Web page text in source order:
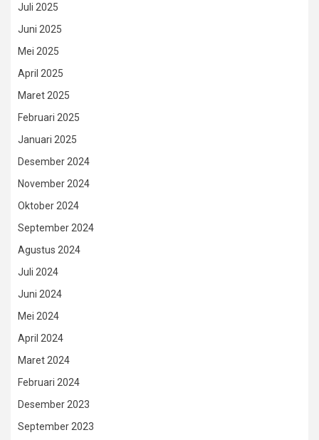
Juli 2025
Juni 2025
Mei 2025
April 2025
Maret 2025
Februari 2025
Januari 2025
Desember 2024
November 2024
Oktober 2024
September 2024
Agustus 2024
Juli 2024
Juni 2024
Mei 2024
April 2024
Maret 2024
Februari 2024
Desember 2023
September 2023